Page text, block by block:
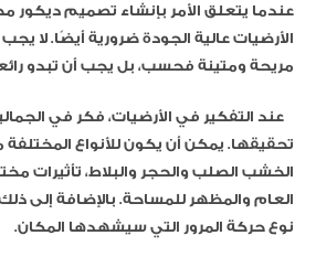
عندما يتعلق الأمر بإنشاء تصميم ديكور
الأرضيات عالية الجودة ضرورية أيضًا. لا
مريحة ومتينة فحسب، بل يجب أن تبدو
عند التفكير في الأرضيات، فكر في
تحقيقها. يمكن أن يكون للأنواع المختلفة
الخشب الصلب والحجر والبلاط، تأثيرات
العام والمظهر للمساحة. بالإضافة إلى
نوع حركة المرور التي سيشهدها المكان.